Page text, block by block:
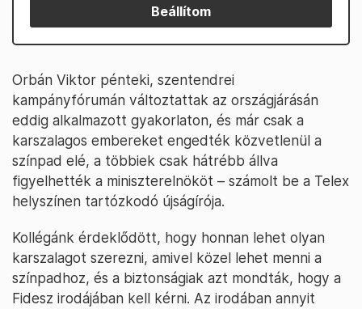
Beállítom
Orbán Viktor pénteki, szentendrei
kampányfórumán változtattak az országjárásán
eddig alkalmazott gyakorlaton, és már csak a
karszalagos embereket engedték közvetlenül a
színpad elé, a többiek csak hátrébb állva
figyelhették a miniszterelnököt – számolt be a Telex
helyszínen tartózkodó újságírója.
Kollégánk érdeklődött, hogy honnan lehet olyan
karszalagot szerezni, amivel közel lehet menni a
színpadhoz, és a biztonságiak azt mondták, hogy a
Fidesz irodájában kell kérni. Az irodában annyit